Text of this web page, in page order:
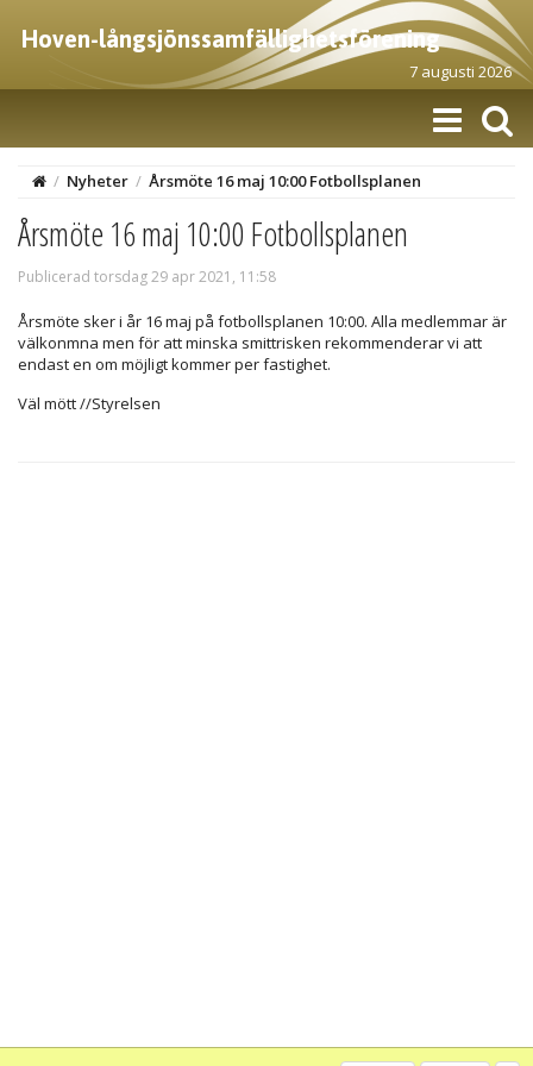
Hoven-långsjönssamfällighetsförening
7 augusti 2026
/ Nyheter / Årsmöte 16 maj 10:00 Fotbollsplanen
Årsmöte 16 maj 10:00 Fotbollsplanen
Publicerad torsdag 29 apr 2021, 11:58
Årsmöte sker i år 16 maj på fotbollsplanen 10:00. Alla medlemmar är
välkonmna men för att minska smittrisken rekommenderar vi att
endast en om möjligt kommer per fastighet.
Väl mött //Styrelsen